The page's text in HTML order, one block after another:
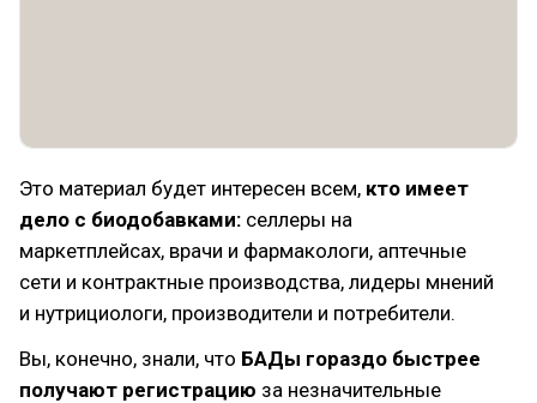
Это материал будет интересен всем, кто имеет
дело с биодобавками: селлеры на
маркетплейсах, врачи и фармакологи, аптечные
сети и контрактные производства, лидеры мнений
и нутрициологи, производители и потребители.
Вы, конечно, знали, что БАДы гораздо быстрее
получают регистрацию за незначительные